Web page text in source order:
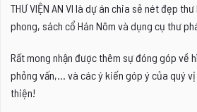
THƯ VIỆN AN VI là dự án chia sẻ nét đẹp
phong, sách cổ Hán Nôm và dụng cụ thư
Rất mong nhận được thêm sự đóng góp về
phỏng vấn,... và các ý kiến góp ý của quý
thiện!